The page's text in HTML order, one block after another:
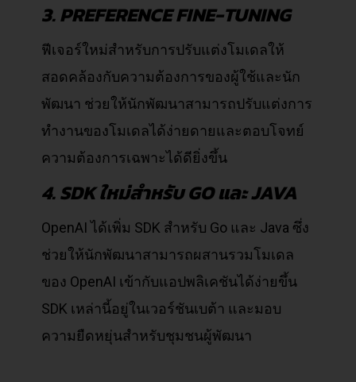
3. PREFERENCE FINE-TUNING
ฟีเจอร์ใหม่สำหรับการปรับแต่งโมเดลให้
สอดคล้องกับความต้องการของผู้ใช้และนัก
พัฒนา ช่วยให้นักพัฒนาสามารถปรับแต่งการ
ทำงานของโมเดลได้ง่ายดายและตอบโจทย์
ความต้องการเฉพาะได้ดียิ่งขึ้น
4. SDK ใหม่สำหรับ GO และ JAVA
OpenAI ได้เพิ่ม SDK สำหรับ Go และ Java ซึ่ง
ช่วยให้นักพัฒนาสามารถผสานรวมโมเดล
ของ OpenAI เข้ากับแอปพลิเคชันได้ง่ายขึ้น
SDK เหล่านี้อยู่ในเวอร์ชันเบต้า และมอบ
ความยืดหยุ่นสำหรับชุมชนผู้พัฒนา